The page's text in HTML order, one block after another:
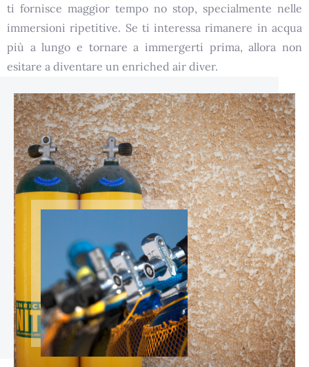
ti fornisce maggior tempo no stop, specialmente nelle
immersioni ripetitive. Se ti interessa rimanere in acqua
più a lungo e tornare a immergerti prima, allora non
esitare a diventare un enriched air diver.